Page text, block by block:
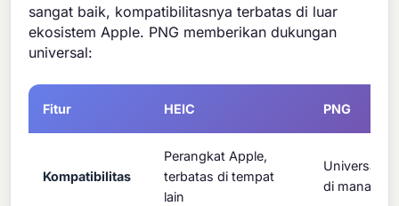
sangat baik, kompatibilitasnya terbatas di luar
ekosistem Apple. PNG memberikan dukungan
universal:
Fitur HEIC PNG
Kompatibilitas
Perangkat Apple,
terbatas di tempat
lain
Universal -
di mana saja